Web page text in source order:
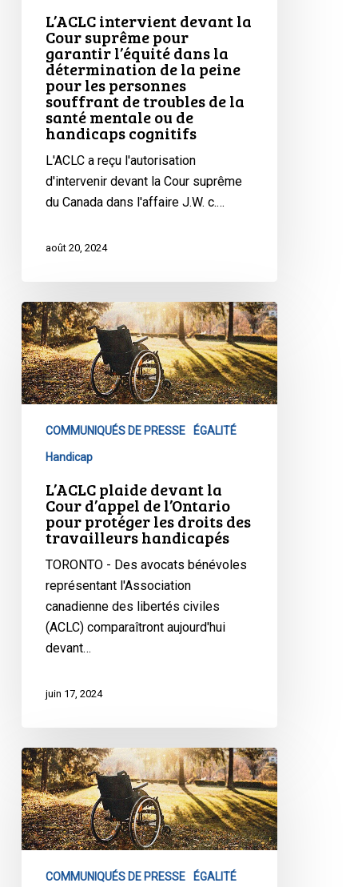
peine
personnes
souffrant
troubles
santé
de
handicaps
cognitifs
L’ACLC intervient devant la
Cour suprême pour
garantir l’équité dans la
détermination de la peine
pour les personnes
souffrant de troubles de la
santé mentale ou de
handicaps cognitifs
L'ACLC a reçu l'autorisation
d'intervenir devant la Cour suprême
du Canada dans l'affaire J.W. c.…
août 20, 2024
L’ACLC
plaide
devant
la
Cour
l’Ontario
protéger
droits
travailleurs
handicapés
COMMUNIQUÉS DE PRESSE ÉGALITÉ
Handicap
L’ACLC plaide devant la
Cour d’appel de l’Ontario
pour protéger les droits des
travailleurs handicapés
TORONTO - Des avocats bénévoles
représentant l'Association
canadienne des libertés civiles
(ACLC) comparaîtront aujourd'hui
devant…
juin 17, 2024
L’ACLC
intervient
dans
l’affaire
Jacob
CanadaCOMMUNIQUÉS DE PRESSE ÉGALITÉ